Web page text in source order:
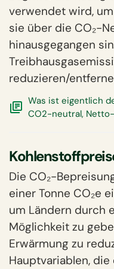
verwendet wird,
sie über die CO₂-
hinausgegangen
reduzieren/
Was ist eigentlich
CO2-neutral,
Die CO₂-
einer Tonne CO₂e
um Ländern durch
Möglichkeit zu
Erwärmung zu
Hauptvariablen,